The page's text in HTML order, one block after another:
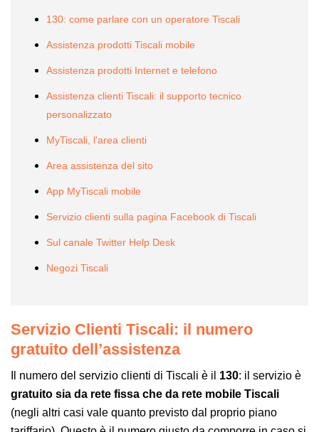
130: come parlare con un operatore Tiscali
Assistenza prodotti Tiscali mobile
Assistenza prodotti Internet e telefono
Assistenza clienti Tiscali: il supporto tecnico
personalizzato
MyTiscali, l'area clienti
Area assistenza del sito
App MyTiscali mobile
Servizio clienti sulla pagina Facebook di Tiscali
Sul canale Twitter Help Desk
Negozi Tiscali
Servizio Clienti Tiscali: il numero
gratuito dell’assistenza
Il numero del servizio clienti di Tiscali è il 130: il servizio è
gratuito sia da rete fissa che da rete mobile Tiscali
(negli altri casi vale quanto previsto dal proprio piano